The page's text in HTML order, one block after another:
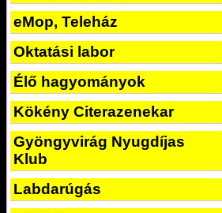
eMop, Teleház
Oktatási labor
Élő hagyományok
Kökény Citerazenekar
Gyöngyvirág Nyugdíjas
Klub
Labdarúgás